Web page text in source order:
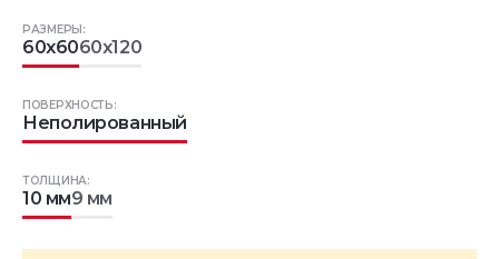
РАЗМЕРЫ:
60x6060x120
ТОЛЩИНА:
10 мм9 мм
ПОВЕРХНОСТЬ:
Неполированный